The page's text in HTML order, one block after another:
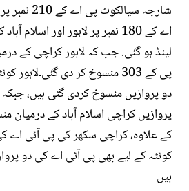
شارجہ
اے کے 180 نمبر پر لاہور اور
لینڈ ہو گئی. جب کہ لاہور کراچی کے
پی کے 303 منسوخ کر دی
دو پروازیں منسوخ کردی گئی ہیں،
پروازیں کراچی اسلام آباد کے
کے علاوہ، کراچی سکھر کی پی آئی اے
کوئٹہ کے لیے بھی پی آئی اے کی دو
ہیں